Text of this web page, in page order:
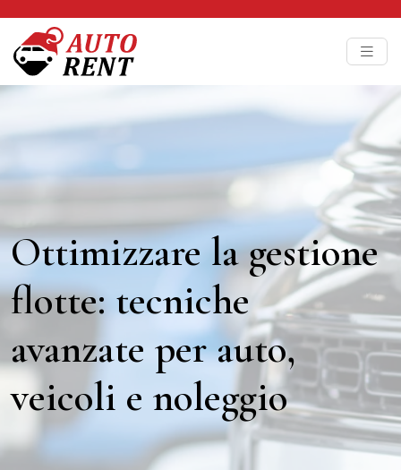
Ottimizzare la gestione
flotte: tecniche
avanzate per auto,
veicoli e noleggio